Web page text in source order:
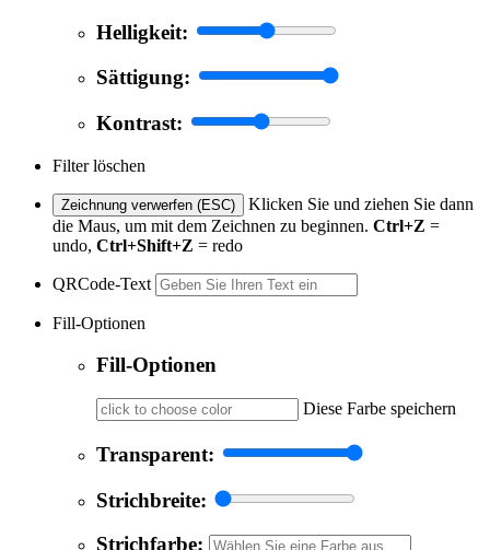
Helligkeit:
Sättigung:
Kontrast:
Filter löschen
Zeichnung verwerfen (ESC)
Klicken Sie und ziehen Sie dann
die Maus, um mit dem Zeichnen zu beginnen. Ctrl+Z =
undo, Ctrl+Shift+Z = redo
QRCode-Text
Fill-Optionen
Fill-Optionen
Diese Farbe speichern
Transparent:
Strichbreite:
Strichfarbe: